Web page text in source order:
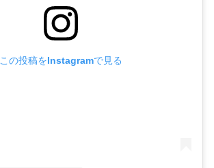
この投稿をInstagramで見る